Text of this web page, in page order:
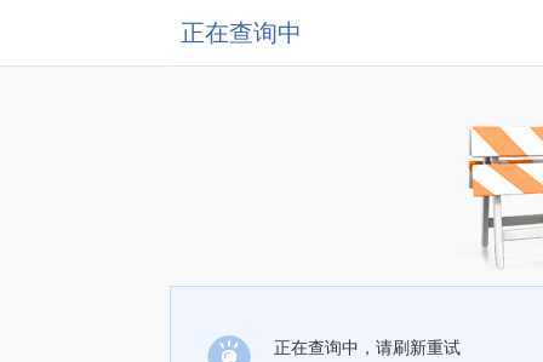
正在查询中
正在查询中，请刷新重试